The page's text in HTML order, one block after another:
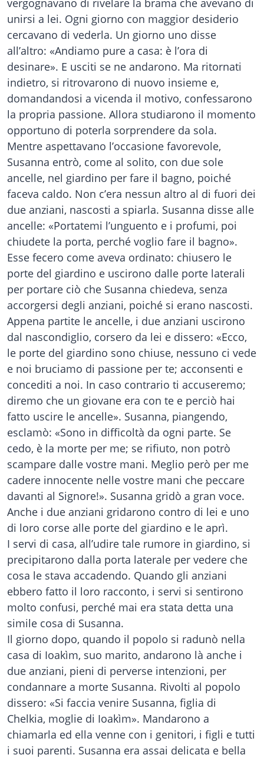
vergognavano di rivelare la brama che avevano di
unirsi a lei. Ogni giorno con maggior desiderio
cercavano di vederla. Un giorno uno disse
all’altro: «Andiamo pure a casa: è l’ora di
desinare». E usciti se ne andarono. Ma ritornati
indietro, si ritrovarono di nuovo insieme e,
domandandosi a vicenda il motivo, confessarono
la propria passione. Allora studiarono il momento
opportuno di poterla sorprendere da sola.
Mentre aspettavano l’occasione favorevole,
Susanna entrò, come al solito, con due sole
ancelle, nel giardino per fare il bagno, poiché
faceva caldo. Non c’era nessun altro al di fuori dei
due anziani, nascosti a spiarla. Susanna disse alle
ancelle: «Portatemi l’unguento e i profumi, poi
chiudete la porta, perché voglio fare il bagno».
Esse fecero come aveva ordinato: chiusero le
porte del giardino e uscirono dalle porte laterali
per portare ciò che Susanna chiedeva, senza
accorgersi degli anziani, poiché si erano nascosti.
Appena partite le ancelle, i due anziani uscirono
dal nascondiglio, corsero da lei e dissero: «Ecco,
le porte del giardino sono chiuse, nessuno ci vede
e noi bruciamo di passione per te; acconsenti e
concediti a noi. In caso contrario ti accuseremo;
diremo che un giovane era con te e perciò hai
fatto uscire le ancelle». Susanna, piangendo,
esclamò: «Sono in difficoltà da ogni parte. Se
cedo, è la morte per me; se rifiuto, non potrò
scampare dalle vostre mani. Meglio però per me
cadere innocente nelle vostre mani che peccare
davanti al Signore!». Susanna gridò a gran voce.
Anche i due anziani gridarono contro di lei e uno
di loro corse alle porte del giardino e le aprì.
I servi di casa, all’udire tale rumore in giardino, si
precipitarono dalla porta laterale per vedere che
cosa le stava accadendo. Quando gli anziani
ebbero fatto il loro racconto, i servi si sentirono
molto confusi, perché mai era stata detta una
simile cosa di Susanna.
Il giorno dopo, quando il popolo si radunò nella
casa di Ioakìm, suo marito, andarono là anche i
due anziani, pieni di perverse intenzioni, per
condannare a morte Susanna. Rivolti al popolo
dissero: «Si faccia venire Susanna, figlia di
Chelkia, moglie di Ioakìm». Mandarono a
chiamarla ed ella venne con i genitori, i figli e tutti
i suoi parenti. Susanna era assai delicata e bella